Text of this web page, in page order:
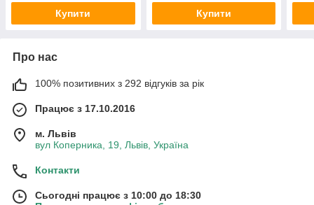
Купити Купити
Про нас
100% позитивних з 292 відгуків за рік
Працює з 17.10.2016
м. Львів
вул Коперника, 19, Львів, Україна
Контакти
Сьогодні працює з 10:00 до 18:30